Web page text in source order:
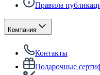
Правила
Компания
Контакты
Подарочные